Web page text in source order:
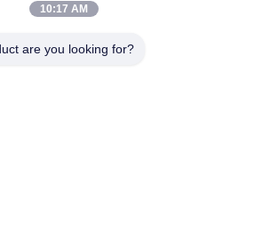
10:17 AM
are you looking for?